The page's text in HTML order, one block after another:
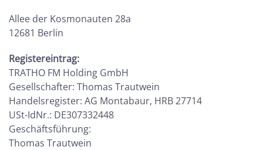
Allee der Kosmonauten 28a
12681 Berlin
Registereintrag:
TRATHO FM Holding GmbH
Gesellschafter: Thomas Trautwein
Handelsregister: AG Montabaur, HRB 27714
USt-IdNr.: DE307332448
Geschäftsführung:
Thomas Trautwein